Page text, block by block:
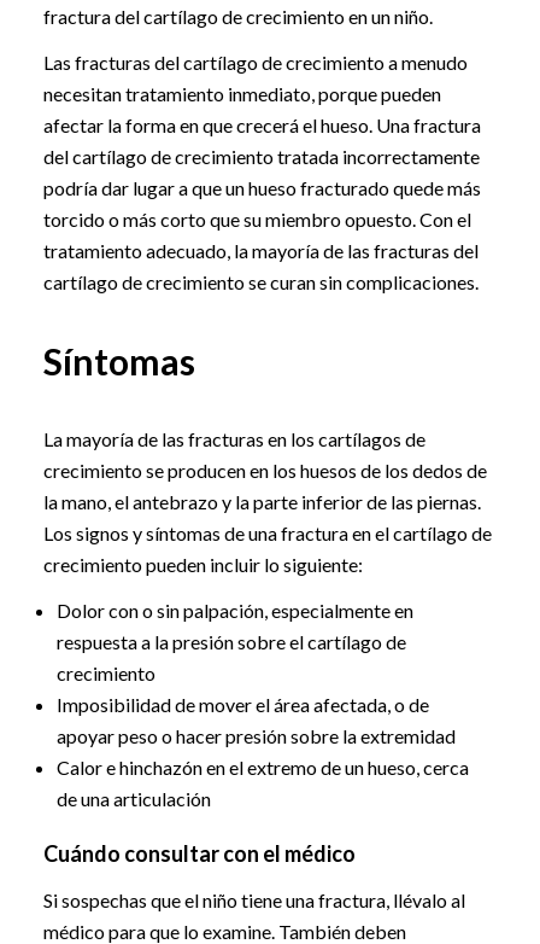
fractura del cartílago de crecimiento en un niño.
Las fracturas del cartílago de crecimiento a menudo
necesitan tratamiento inmediato, porque pueden
afectar la forma en que crecerá el hueso. Una fractura
del cartílago de crecimiento tratada incorrectamente
podría dar lugar a que un hueso fracturado quede más
torcido o más corto que su miembro opuesto. Con el
tratamiento adecuado, la mayoría de las fracturas del
cartílago de crecimiento se curan sin complicaciones.
Síntomas
La mayoría de las fracturas en los cartílagos de
crecimiento se producen en los huesos de los dedos de
la mano, el antebrazo y la parte inferior de las piernas.
Los signos y síntomas de una fractura en el cartílago de
crecimiento pueden incluir lo siguiente:
Dolor con o sin palpación, especialmente en
respuesta a la presión sobre el cartílago de
crecimiento
Imposibilidad de mover el área afectada, o de
apoyar peso o hacer presión sobre la extremidad
Calor e hinchazón en el extremo de un hueso, cerca
de una articulación
Cuándo consultar con el médico
Si sospechas que el niño tiene una fractura, llévalo al
médico para que lo examine. También deben